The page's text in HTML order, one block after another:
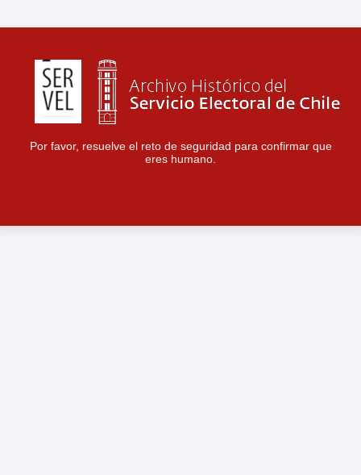
Por favor, resuelve el reto de seguridad para confirmar que
eres humano.